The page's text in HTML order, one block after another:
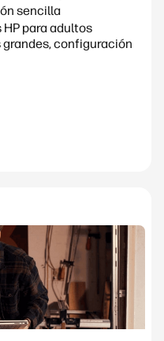
sencilla
para adultos
grandes, configuración